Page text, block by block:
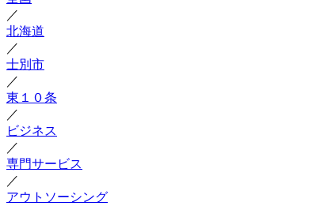
／
北海道
／
士別市
／
東１０条
／
ビジネス
／
専門サービス
／
アウトソーシング